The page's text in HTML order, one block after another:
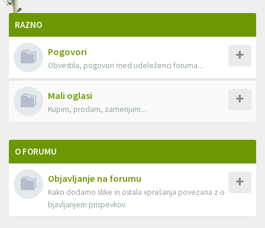
RAZNO
Pogovori
Obvestila, pogovori med udeleženci foruma...
Mali oglasi
Kupim, prodam, zamenjam...
O FORUMU
Objavljanje na forumu
Kako dodamo slike in ostala vprašanja povezana z o
bjavljanjem prispevkov